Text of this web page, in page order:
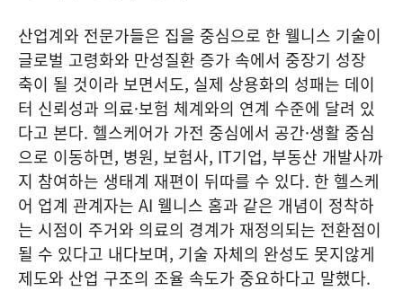
산업계와 전문가들은 집을 중심으로 한 웰니스 기술이
글로벌 고령화와 만성질환 증가 속에서 중장기 성장
축이 될 것이라 보면서도, 실제 상용화의 성패는 데이
터 신뢰성과 의료·보험 체계와의 연계 수준에 달려 있
다고 본다. 헬스케어가 가전 중심에서 공간·생활 중심
으로 이동하면, 병원, 보험사, IT기업, 부동산 개발사까
지 참여하는 생태계 재편이 뒤따를 수 있다. 한 헬스케
어 업계 관계자는 AI 웰니스 홈과 같은 개념이 정착하
는 시점이 주거와 의료의 경계가 재정의되는 전환점이
될 수 있다고 내다보며, 기술 자체의 완성도 못지않게
제도와 산업 구조의 조율 속도가 중요하다고 말했다.